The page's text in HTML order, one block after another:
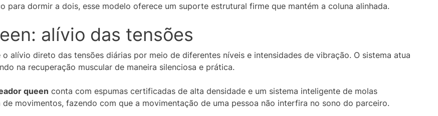
para dormir a dois, esse modelo oferece um suporte estrutural firme que mantém a coluna alinhada.
alívio das tensões
o alívio direto das tensões diárias por meio de diferentes níveis e intensidades de vibração. O sistema atua
na recuperação muscular de maneira silenciosa e prática.
queen conta com espumas certificadas de alta densidade e um sistema inteligente de molas
movimentos, fazendo com que a movimentação de uma pessoa não interfira no sono do parceiro.